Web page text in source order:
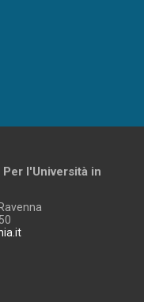
l'Università in